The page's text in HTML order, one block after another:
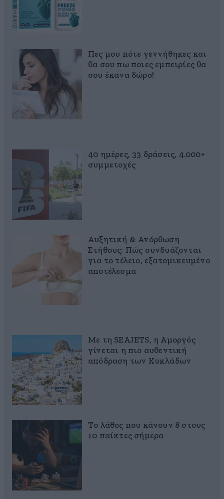
Πες μου πότε γεννήθηκες και
θα σου πω ποιες εμπειρίες θα
σου έκανα δώρο!
40 ημέρες, 33 δράσεις, 4.000+
συμμετοχές
Αυξητική & Ανόρθωση
Στήθους: Πώς συνδυάζονται
για το τέλειο, εξατομικευμένο
αποτέλεσμα
Με τη SEAJETS, η Αμοργός
γίνεται η πιο αυθεντική
απόδραση των Κυκλάδων
Το λάθος που κάνουν 8 στους
10 παίκτες σήμερα